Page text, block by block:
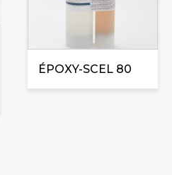
ÉPOXY-SCEL 80
être
choisies
sur